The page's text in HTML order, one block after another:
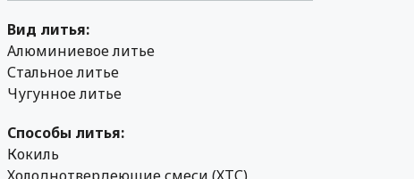
Вид литья:
Алюминиевое литье
Стальное литье
Чугунное литье
Способы литья:
Кокиль